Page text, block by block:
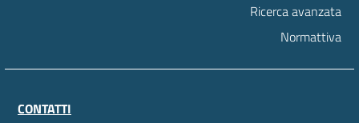
Ricerca avanzata
Normattiva
CONTATTI